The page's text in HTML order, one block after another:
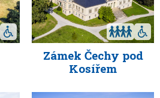
Zámek Čechy pod
Kosířem